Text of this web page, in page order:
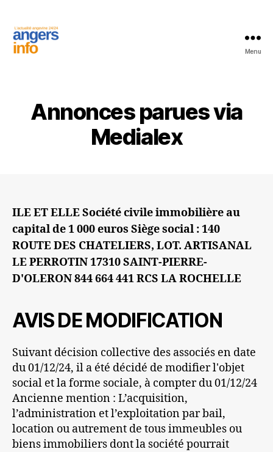
Judiciaires
Menu
Annonces parues via
Medialex
ILE ET ELLE Société civile immobilière au
capital de 1 000 euros Siège social : 140
ROUTE DES CHATELIERS, LOT. ARTISANAL
LE PERROTIN 17310 SAINT-PIERRE-
D'OLERON 844 664 441 RCS LA ROCHELLE
AVIS DE MODIFICATION
Suivant décision collective des associés en date
du 01/12/24, il a été décidé de modifier l'objet
social et la forme sociale, à compter du 01/12/24
Ancienne mention : L’acquisition,
l’administration et l’exploitation par bail,
location ou autrement de tous immeubles ou
biens immobiliers dont la société pourrait